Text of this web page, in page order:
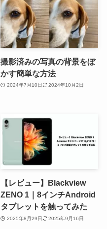
撮影済みの写真の背景をぼ
かす簡単な方法
2024年7月10日 2024年10月2日
【レビュー】Blackview
ZENO 1｜8インチAndroid
タブレットを触ってみた
2025年8月29日 2025年9月16日